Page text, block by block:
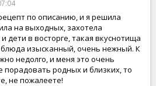
по описанию, и я решила
на выходных, захотела
дети в восторге, такая вкуснотища
блюда изысканный, очень нежный. К
недолго, и меня это очень
порадовать родных и близких, то
не пожалеете!